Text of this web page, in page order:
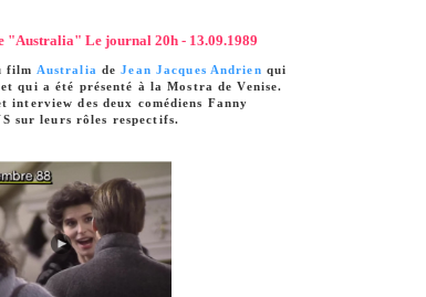
"Australia" Le journal 20h - 13.09.1989
film Australia deJean Jacques Andrien qui
qui a été présenté à la Mostra de Venise.
interview des deux comédiens Fanny
sur leurs rôles respectifs.